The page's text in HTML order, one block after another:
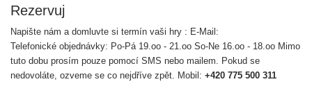
Rezervuj
Napište nám a domluvte si termín vaši hry : E-Mail:
Telefonické objednávky: Po-Pá 19.oo - 21.oo So-Ne 16.oo - 18.oo Mimo
tuto dobu prosím pouze pomocí SMS nebo mailem. Pokud se
nedovoláte, ozveme se co nejdříve zpět.
Mobil: +420 775 500 311